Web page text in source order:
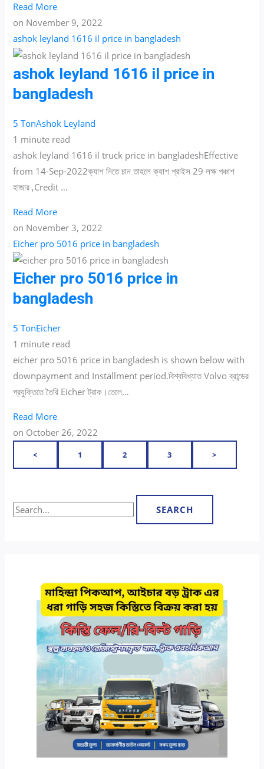
Read More
on November 9, 2022
ashok leyland 1616 il price in bangladesh
ashok leyland 1616 il price in
bangladesh
5 TonAshok Leyland
1 minute read
ashok leyland 1616 il truck price in bangladeshEffective
from 14-Sep-2022ক্যাশ নিতে চান তাহলে ক্যাশ প্রাইস 29 লক্ষ পঞ্চাশ
হাজার ,Credit …
Read More
on November 3, 2022
Eicher pro 5016 price in bangladesh
Eicher pro 5016 price in
bangladesh
5 TonEicher
1 minute read
eicher pro 5016 price in bangladesh is shown below with
downpayment and Installment period.বিশ্ববিখ্যাত Volvo ব্রান্ডের
প্রযুক্তিতে তৈরি Eicher ট্রাক।তেলে…
Read More
on October 26, 2022
< 1 2 3 >